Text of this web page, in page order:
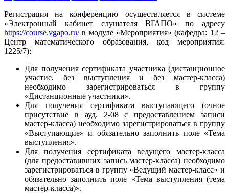
Регистрация на конференцию осуществляется в системе
«Электронный кабинет слушателя ВГАПО» по адресу
https://course.vgapo.ru/в модуле «Мероприятия» (кафедра: 12 –
Центр математического образования, код мероприятия:
1225/7):
Для получения сертификата участника (дистанционное
участие, без выступления и без мастер-класса)
необходимо зарегистрироваться в группу
«Дистанционные участники».
Для получения сертификата выступающего (очное
присутствие в ауд. 2-08 с предоставлением записи
мастер-класса) необходимо зарегистрироваться в группу
«Выступающие» и обязательно заполнить поле «Тема
выступления».
Для получения сертификата ведущего мастер-класса
(для предоставивших запись мастер-класса) необходимо
зарегистрироваться в группу «Ведущий мастер-класс» и
обязательно заполнить поле «Тема выступления (тема
мастер-класса)».